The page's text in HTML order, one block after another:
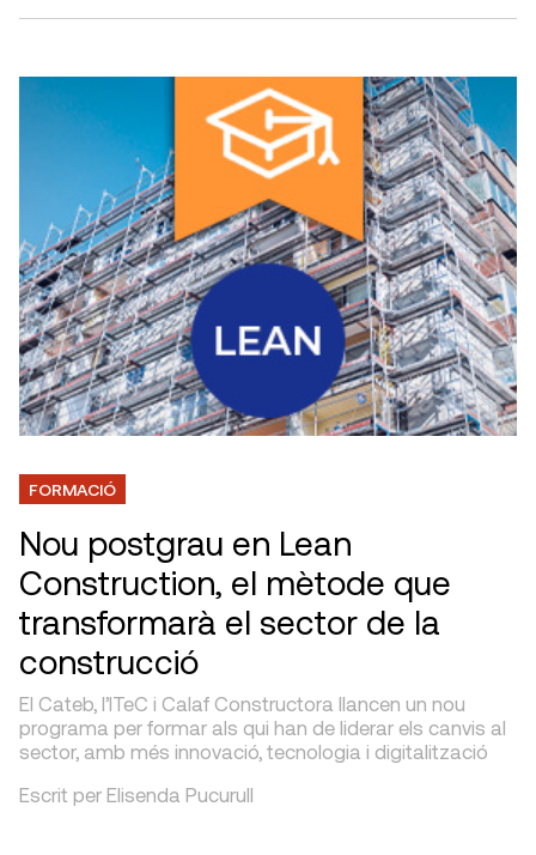
FORMACIÓ
Nou postgrau en Lean
Construction, el mètode que
transformarà el sector de la
construcció
El Cateb, l’ITeC i Calaf Constructora llancen un nou
programa per formar als qui han de liderar els canvis al
sector, amb més innovació, tecnologia i digitalització
Escrit per Elisenda Pucurull